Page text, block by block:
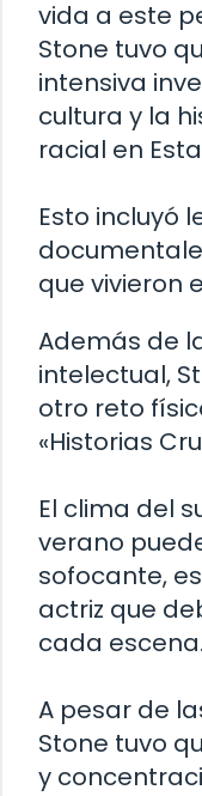
vida a este
Stone tuvo
intensiva
cultura y la
racial en
Esto incluyó
que vivieron
Además de
intelectual,
otro reto
«Historias
El clima del
verano
sofocante,
actriz que
cada escena.
A pesar de
Stone tuvo
y